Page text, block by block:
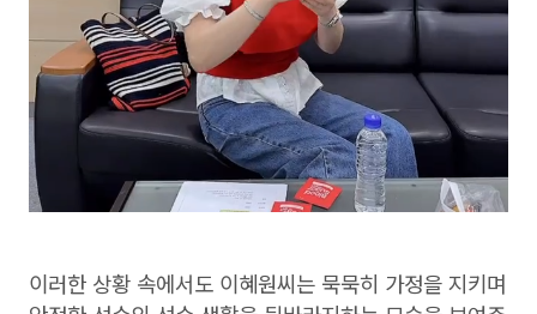
이러한 상황 속에서도 이혜원씨는 묵묵히 가정을 지키며